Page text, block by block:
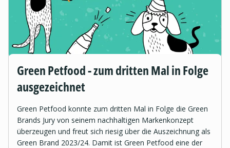
Green Petfood - zum dritten Mal in Folge
ausgezeichnet
Green Petfood konnte zum dritten Mal in Folge die Green
Brands Jury von seinem nachhaltigen Markenkonzept
überzeugen und freut sich riesig über die Auszeichnung als
Green Brand 2023/24. Damit ist Green Petfood eine der